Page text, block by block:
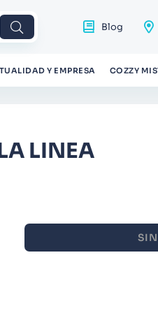
Blog
Y EMPRESA COZZY
LINEA